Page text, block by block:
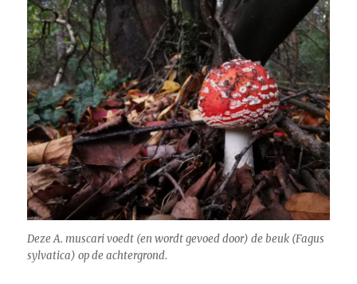
DezeA. muscarivoedt (en wordt gevoed door) de beuk (Fagus
sylvatica) op de achtergrond.